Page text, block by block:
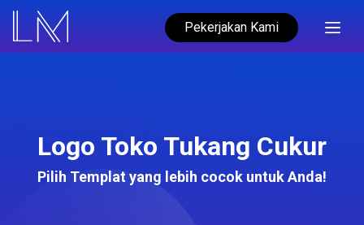
Pekerjakan Kami
Logo Toko Tukang Cukur
Pilih Templat yang lebih cocok untuk Anda!